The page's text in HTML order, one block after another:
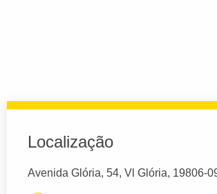
Localização
Avenida Glória, 54, Vl Glória, 19806-